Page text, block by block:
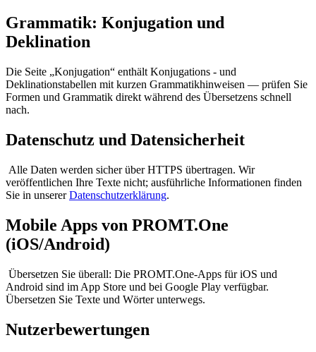
Grammatik: Konjugation und
Deklination
Die Seite „Konjugation“ enthält Konjugations - und
Deklinationstabellen mit kurzen Grammatikhinweisen — prüfen Sie
Formen und Grammatik direkt während des Übersetzens schnell
nach.
Datenschutz und Datensicherheit
Alle Daten werden sicher über HTTPS übertragen. Wir
veröffentlichen Ihre Texte nicht; ausführliche Informationen finden
Sie in unsererDatenschutzerklärung.
Mobile Apps von PROMT.One
(iOS/Android)
Übersetzen Sie überall: Die PROMT.One-Apps für iOS und
Android sind im App Store und bei Google Play verfügbar.
Übersetzen Sie Texte und Wörter unterwegs.
Nutzerbewertungen